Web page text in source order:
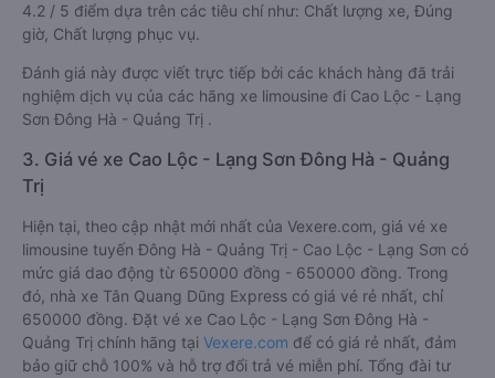
4.2 / 5 điểm dựa trên các tiêu chí như: Chất lượng xe, Đúng
giờ, Chất lượng phục vụ.
Đánh giá này được viết trực tiếp bởi các khách hàng đã trải
nghiệm dịch vụ của các hãng xe limousine đi Cao Lộc - Lạng
Sơn Đông Hà - Quảng Trị .
3. Giá vé xe Cao Lộc - Lạng Sơn Đông Hà - Quảng
Trị
Hiện tại, theo cập nhật mới nhất của Vexere.com, giá vé xe
limousine tuyến Đông Hà - Quảng Trị - Cao Lộc - Lạng Sơn có
mức giá dao động từ 650000 đồng - 650000 đồng. Trong
đó, nhà xe Tân Quang Dũng Express có giá vé rẻ nhất, chỉ
650000 đồng. Đặt vé xe Cao Lộc - Lạng Sơn Đông Hà -
Quảng Trị chính hãng tại Vexere.com để có giá rẻ nhất, đảm
bảo giữ chỗ 100% và hỗ trợ đổi trả vé miễn phí. Tổng đài tư